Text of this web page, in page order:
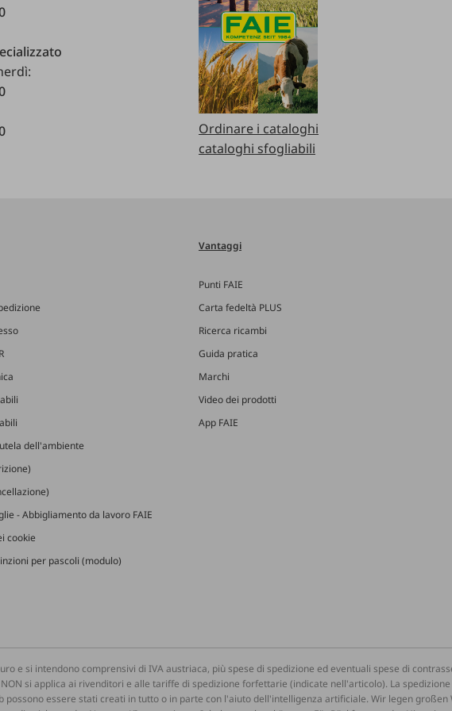
Ordinare i cataloghi
cataloghi sfogliabili
dell'ambiente
- Abbigliamento da lavoro FAIE
cookie
per pascoli (modulo)
Vantaggi
Punti FAIE
Carta fedeltà PLUS
Ricerca ricambi
Guida pratica
Marchi
Video dei prodotti
App FAIE
e si intendono comprensivi di IVA austriaca, più spese di spedizione ed eventuali spese di
si applica ai rivenditori e alle tariffe di spedizione forfettarie (indicate nell'articolo). La
essere stati creati in tutto o in parte con l'aiuto dell'intelligenza artificiale. Wir legen